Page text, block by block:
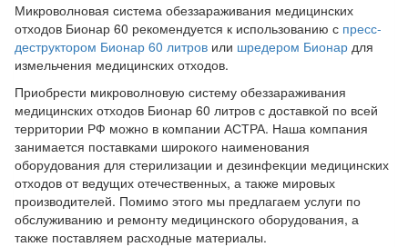
Микроволновая система обеззараживания медицинских
отходов Бионар 60 рекомендуется к использованию с пресс-
деструктором Бионар 60 литров или шредером Бионар для
измельчения медицинских отходов.
Приобрести микроволновую систему обеззараживания
медицинских отходов Бионар 60 литров с доставкой по всей
территории РФ можно в компании АСТРА. Наша компания
занимается поставками широкого наименования
оборудования для стерилизации и дезинфекции медицинских
отходов от ведущих отечественных, а также мировых
производителей. Помимо этого мы предлагаем услуги по
обслуживанию и ремонту медицинского оборудования, а
также поставляем расходные материалы.